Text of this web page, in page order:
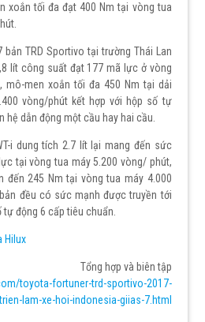
xoắn tối đa đạt 400 Nm tại vòng tua
bản TRD Sportivo tại trường Thái Lan
lít công suất đạt 177 mã lực ở vòng
mô-men xoắn tối đa 450 Nm tại dải
vòng/phút kết hợp với hộp số tự
hệ dẫn động một cầu hay hai cầu.
i dung tích 2.7 lít lại mang đến sức
tại vòng tua máy 5.200 vòng/ phút,
đến 245 Nm tại vòng tua máy 4.000
đều có sức mạnh được truyền tới
tự động 6 cấp tiêu chuẩn.
Hilux
Tổng hợp và biên tập
toyota-fortuner-trd-sportivo-2017-
lam-xe-hoi-indonesia-giias-7.html